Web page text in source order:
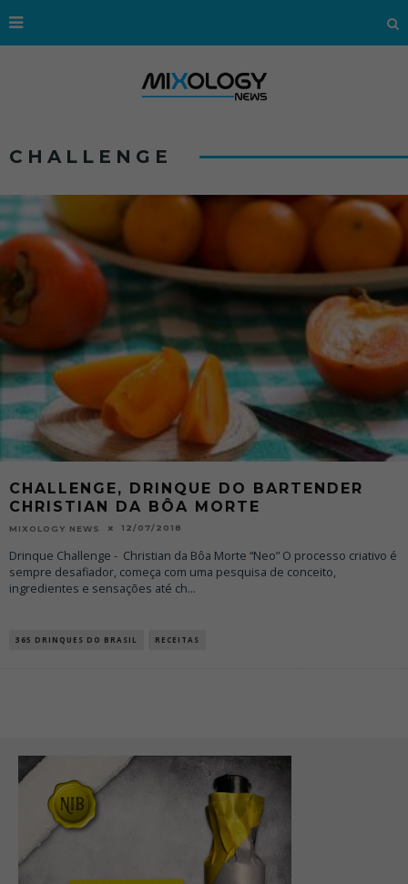
CHALLENGE
CHALLENGE, DRINQUE DO BARTENDER
CHRISTIAN DA BÔA MORTE
MIXOLOGY NEWS 12/07/2018
Drinque Challenge - Christian da Bôa Morte “Neo” O processo criativo é
sempre desafiador, começa com uma pesquisa de conceito,
ingredientes e sensações até ch...
365 DRINQUES DO BRASIL RECEITAS